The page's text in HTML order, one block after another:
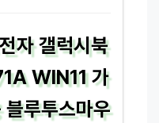
자 갤럭시북
WIN11 가
루투스마우